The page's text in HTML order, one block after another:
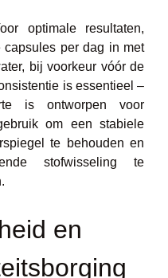
optimale resultaten,
capsules per dag in met
bij voorkeur vóór de
is essentieel –
is ontworpen voor
om een stabiele
te behouden en
stofwisseling te
en